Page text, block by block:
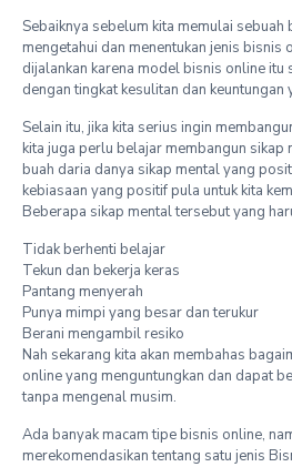
Sebaiknya sebelum kita memulai sebuah
mengetahui dan menentukan jenis bisnis
dijalankan karena model bisnis online itu
dengan tingkat kesulitan dan keuntungan
Selain itu, jika kita serius ingin
kita juga perlu belajar membangun
buah daria danya sikap mental yang
kebiasaan yang positif pula untuk kita
Beberapa sikap mental tersebut yang
Tidak berhenti belajar
Tekun dan bekerja keras
Pantang menyerah
Punya mimpi yang besar dan terukur
Berani mengambil resiko
Nah sekarang kita akan membahas
online yang menguntungkan dan dapat
tanpa mengenal musim.
Ada banyak macam tipe bisnis online,
merekomendasikan tentang satu jenis